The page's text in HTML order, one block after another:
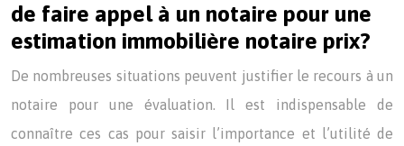
de faire appel à un notaire pour une
estimation immobilière notaire prix?
De nombreuses situations peuvent justifier le recours à un
notaire pour une évaluation. Il est indispensable de
connaître ces cas pour saisir l’importance et l’utilité de